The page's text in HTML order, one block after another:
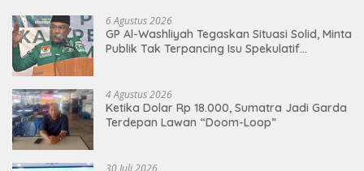
6 Agustus 2026
GP Al-Washliyah Tegaskan Situasi Solid, Minta
Publik Tak Terpancing Isu Spekulatif
4 Agustus 2026
Ketika Dolar Rp 18.000, Sumatra Jadi Garda
Terdepan Lawan “Doom-Loop”